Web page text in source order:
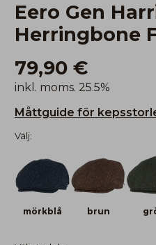
Eero Gen Harris Tweed
Herringbone
79,90 €
inkl. moms. 25.5%
Måttguide för
Välj:
mörkblå brun